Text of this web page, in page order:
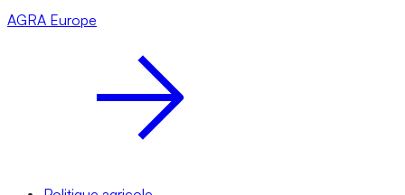
AGRA Europe